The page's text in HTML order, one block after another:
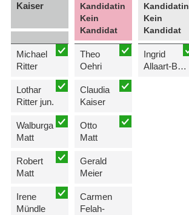
Kaiser
Michael
Ritter
Lothar
Ritter jun.
Walburga
Matt
Robert
Matt
Irene
Mündle
Kandidatin
Kein
Kandidat
Theo
Oehri
Claudia
Kaiser
Otto
Matt
Gerald
Meier
Carmen
Felah-
Kandidatin
Kein
Kandidat
Ingrid
Allaart-Batliner